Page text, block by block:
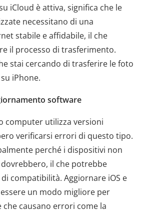
iCloud è attiva, significa che le
necessitano di una
stabile e affidabile, il che
il processo di trasferimento.
stai cercando di trasferire le foto
iPhone.
software
computer utilizza versioni
verificarsi errori di questo tipo.
perché i dispositivi non
il che potrebbe
compatibilità. Aggiornare iOS e
un modo migliore per
che causano errori come la